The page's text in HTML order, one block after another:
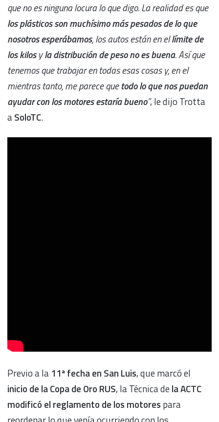
que no es ninguna locura lo que digo. La realidad es que
los plásticos son muchísimo más pesados de lo que
nosotros esperábamos, los autos están en ellímite de
los kilosyla distribución de peso no es buena. Así que
tenemos que trabajar en todas esas cosas y, en el
mientras tanto, me parece quetodo lo que nos puedan
ayudar con los motores estaría bueno”, le dijo Trotta
aSoloTC.
Previo a la 11ª fecha en San Luis, que marcó el
inicio de la Copa de Oro RUS, la Técnica dela ACTC
modificó el reglamento de los motores para